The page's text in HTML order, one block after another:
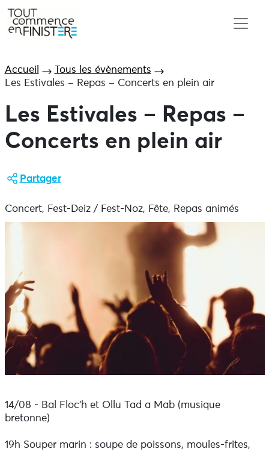
Accueil
Tous les évènements
Les Estivales – Repas – Concerts en plein air
Les Estivales – Repas –
Concerts en plein air
Partager
Concert, Fest-Deiz / Fest-Noz, Fête, Repas animés
14/08 - Bal Floc'h et Ollu Tad a Mab (musique
bretonne)
19h Souper marin : soupe de poissons, moules-frites,